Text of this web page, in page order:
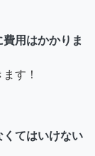
用はかかりま
す！
てはいけない